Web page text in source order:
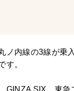
ノ内線の3線が乗
す。